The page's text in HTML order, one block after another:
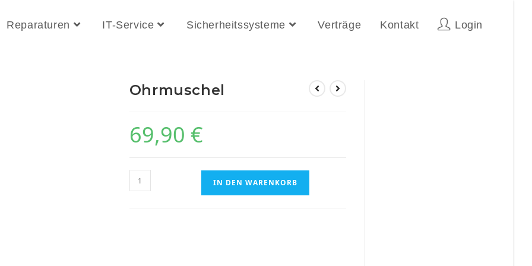
Reparaturen IT-Service Sicherheitssysteme Verträge Kontakt Login
Ohrmuschel
69,90 €
Ohrmuschel
Menge
IN DEN WARENKORB